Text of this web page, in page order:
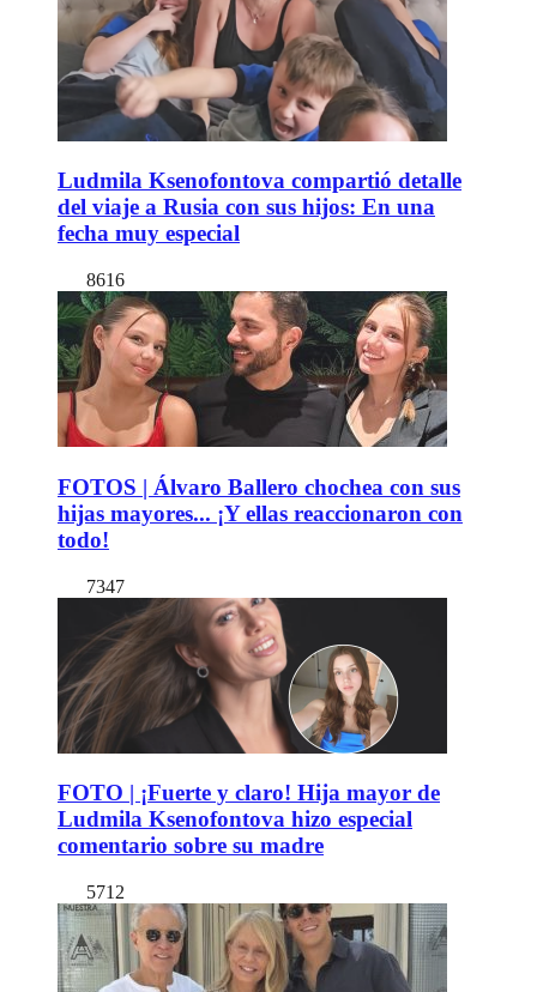
Ludmila Ksenofontova compartió detalle
del viaje a Rusia con sus hijos: En una
fecha muy especial
8616
FOTOS | Álvaro Ballero chochea con sus
hijas mayores... ¡Y ellas reaccionaron con
todo!
7347
FOTO | ¡Fuerte y claro! Hija mayor de
Ludmila Ksenofontova hizo especial
comentario sobre su madre
5712